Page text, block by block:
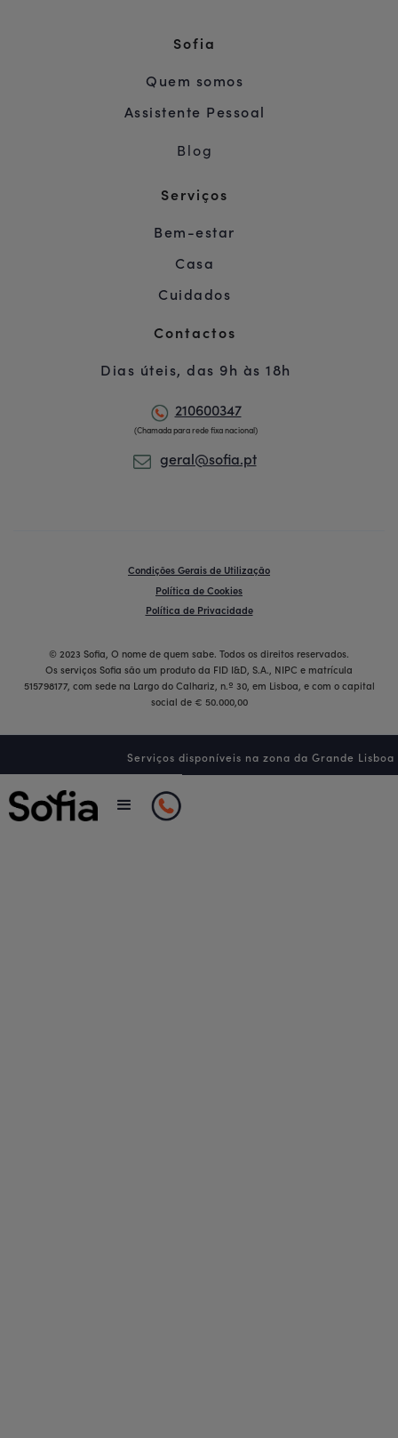
Sofia
Quem somos
Assistente Pessoal
Blog
Serviços
Bem-estar
Casa
Cuidados
Contactos
Dias úteis, das 9h às 18h
210600347
(Chamada para rede fixa nacional)
geral@sofia.pt
Condições Gerais de Utilização
Política de Cookies
Política de Privacidade
© 2023 Sofia, O nome de quem sabe. Todos os direitos reservados.
Os serviços Sofia são um produto da FID I&D, S.A., NIPC e matrícula
515798177, com sede na Largo do Calhariz, n.º 30, em Lisboa, e com o capital
social de € 50.000,00
Serviços disponíveis na zona da Grande